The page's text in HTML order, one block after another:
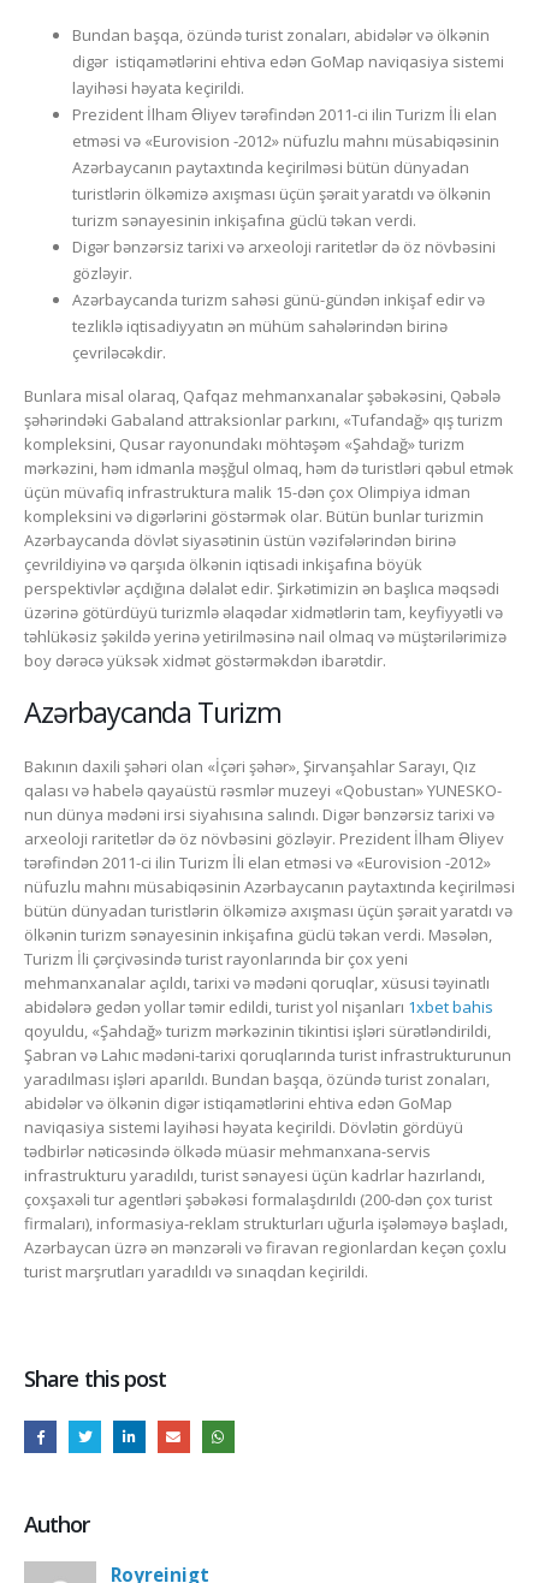
Bundan başqa, özündə turist zonaları, abidələr və ölkənin
digər istiqamətlərini ehtiva edən GoMap naviqasiya sistemi
layihəsi həyata keçirildi.
Prezident İlham Əliyev tərəfindən 2011-ci ilin Turizm İli elan
etməsi və «Eurovision -2012» nüfuzlu mahnı müsabiqəsinin
Azərbaycanın paytaxtında keçirilməsi bütün dünyadan
turistlərin ölkəmizə axışması üçün şərait yaratdı və ölkənin
turizm sənayesinin inkişafına güclü təkan verdi.
Digər bənzərsiz tarixi və arxeoloji raritetlər də öz növbəsini
gözləyir.
Azərbaycanda turizm sahəsi günü-gündən inkişaf edir və
tezliklə iqtisadiyyatın ən mühüm sahələrindən birinə
çevriləcəkdir.
Bunlara misal olaraq, Qafqaz mehmanxanalar şəbəkəsini, Qəbələ
şəhərindəki Gabaland attraksionlar parkını, «Tufandağ» qış turizm
kompleksini, Qusar rayonundakı möhtəşəm «Şahdağ» turizm
mərkəzini, həm idmanla məşğul olmaq, həm də turistləri qəbul etmək
üçün müvafiq infrastruktura malik 15-dən çox Olimpiya idman
kompleksini və digərlərini göstərmək olar. Bütün bunlar turizmin
Azərbaycanda dövlət siyasətinin üstün vəzifələrindən birinə
çevrildiyinə və qarşıda ölkənin iqtisadi inkişafına böyük
perspektivlər açdığına dəlalət edir. Şirkətimizin ən başlıca məqsədi
üzərinə götürdüyü turizmlə əlaqədar xidmətlərin tam, keyfiyyətli və
təhlükəsiz şəkildə yerinə yetirilməsinə nail olmaq və müştərilərimizə
boy dərəcə yüksək xidmət göstərməkdən ibarətdir.
Azərbaycanda Turizm
Bakının daxili şəhəri olan «İçəri şəhər», Şirvanşahlar Sarayı, Qız
qalası və habelə qayaüstü rəsmlər muzeyi «Qobustan» YUNESKO-
nun dünya mədəni irsi siyahısına salındı. Digər bənzərsiz tarixi və
arxeoloji raritetlər də öz növbəsini gözləyir. Prezident İlham Əliyev
tərəfindən 2011-ci ilin Turizm İli elan etməsi və «Eurovision -2012»
nüfuzlu mahnı müsabiqəsinin Azərbaycanın paytaxtında keçirilməsi
bütün dünyadan turistlərin ölkəmizə axışması üçün şərait yaratdı və
ölkənin turizm sənayesinin inkişafına güclü təkan verdi. Məsələn,
Turizm İli çərçivəsində turist rayonlarında bir çox yeni
mehmanxanalar açıldı, tarixi və mədəni qoruqlar, xüsusi təyinatlı
abidələrə gedən yollar təmir edildi, turist yol nişanları 1xbet bahis
qoyuldu, «Şahdağ» turizm mərkəzinin tikintisi işləri sürətləndirildi,
Şabran və Lahıc mədəni-tarixi qoruqlarında turist infrastrukturunun
yaradılması işləri aparıldı. Bundan başqa, özündə turist zonaları,
abidələr və ölkənin digər istiqamətlərini ehtiva edən GoMap
naviqasiya sistemi layihəsi həyata keçirildi. Dövlətin gördüyü
tədbirlər nəticəsində ölkədə müasir mehmanxana-servis
infrastrukturu yaradıldı, turist sənayesi üçün kadrlar hazırlandı,
çoxşaxəli tur agentləri şəbəkəsi formalaşdırıldı (200-dən çox turist
firmaları), informasiya-reklam strukturları uğurla işələməyə başladı,
Azərbaycan üzrə ən mənzərəli və firavan regionlardan keçən çoxlu
turist marşrutları yaradıldı və sınaqdan keçirildi.
Share this post
Author
Royreinigt